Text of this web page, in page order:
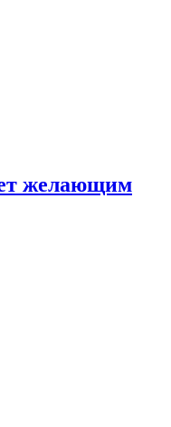
желающим